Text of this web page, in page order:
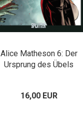
Alice Matheson 6: Der
Ursprung des Übels
16,00 EUR